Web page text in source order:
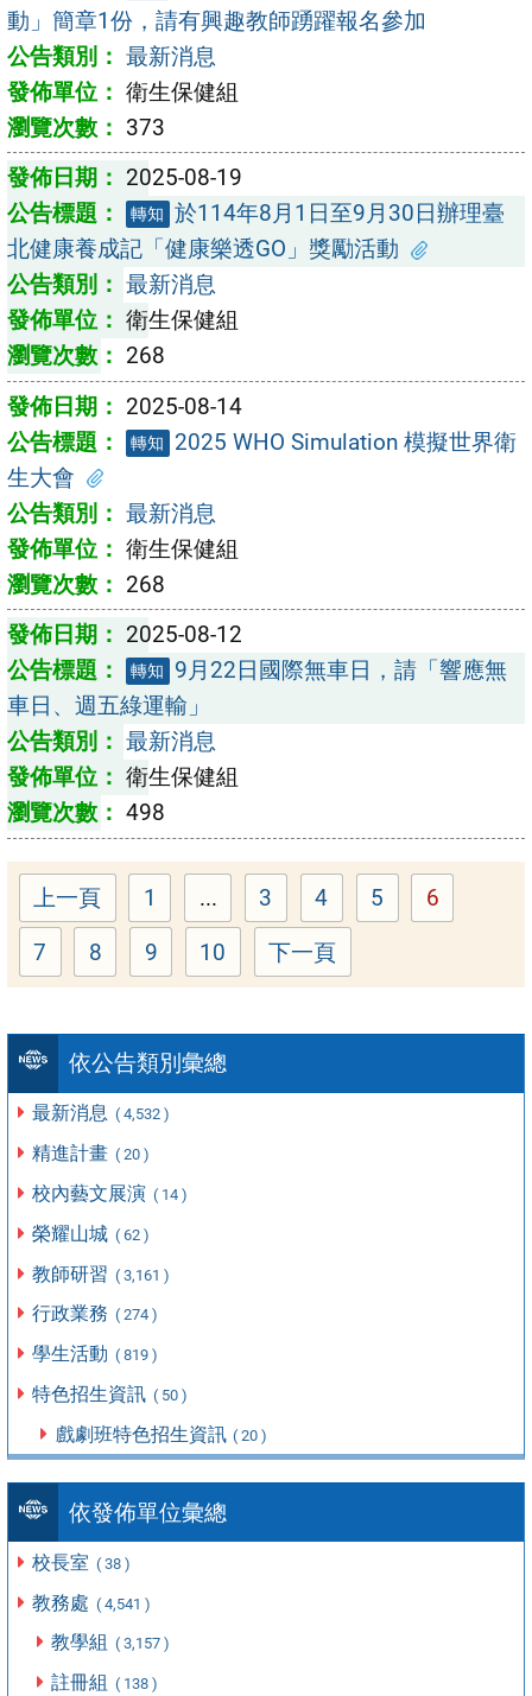
依公告類別彙總
最新消息 ( 4,532 )
精進計畫 ( 20 )
校內藝文展演 ( 14 )
榮耀山城 ( 62 )
教師研習 ( 3,161 )
行政業務 ( 274 )
學生活動 ( 819 )
特色招生資訊 ( 50 )
戲劇班特色招生資訊 ( 20 )
依發佈單位彙總
校長室 ( 38 )
教務處 ( 4,541 )
教學組 ( 3,157 )
註冊組 ( 138 )
動」簡章1份，請有興趣教師踴躍報名參加
最新消息
衛生保健組
373
2025-08-19
轉知 於114年8月1日至9月30日辦理臺
北健康養成記「健康樂透GO」獎勵活動
最新消息
衛生保健組
268
2025-08-14
轉知
2025 WHO Simulation 模擬世界衛
生大會
最新消息
衛生保健組
268
2025-08-12
轉知
9月22日國際無車日，請「響應無
車日、週五綠運輸」
最新消息
衛生保健組
498
上一頁 Page
1 ... Page
3 Page
4 Page
5 6
Page
7 Page
8 Page
9 Page
10 下一頁